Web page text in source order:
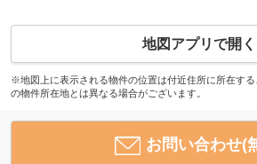
地図アプリで開く
※地図上に表示される物件の位置は付近住所に所在す
の物件所在地とは異なる場合がございます。
お問い合わせ(